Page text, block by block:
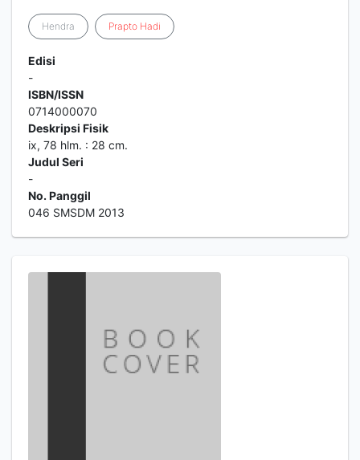
Hendra Prapto Hadi
Edisi
-
ISBN/ISSN
0714000070
Deskripsi Fisik
ix, 78 hlm. : 28 cm.
Judul Seri
-
No. Panggil
046 SMSDM 2013